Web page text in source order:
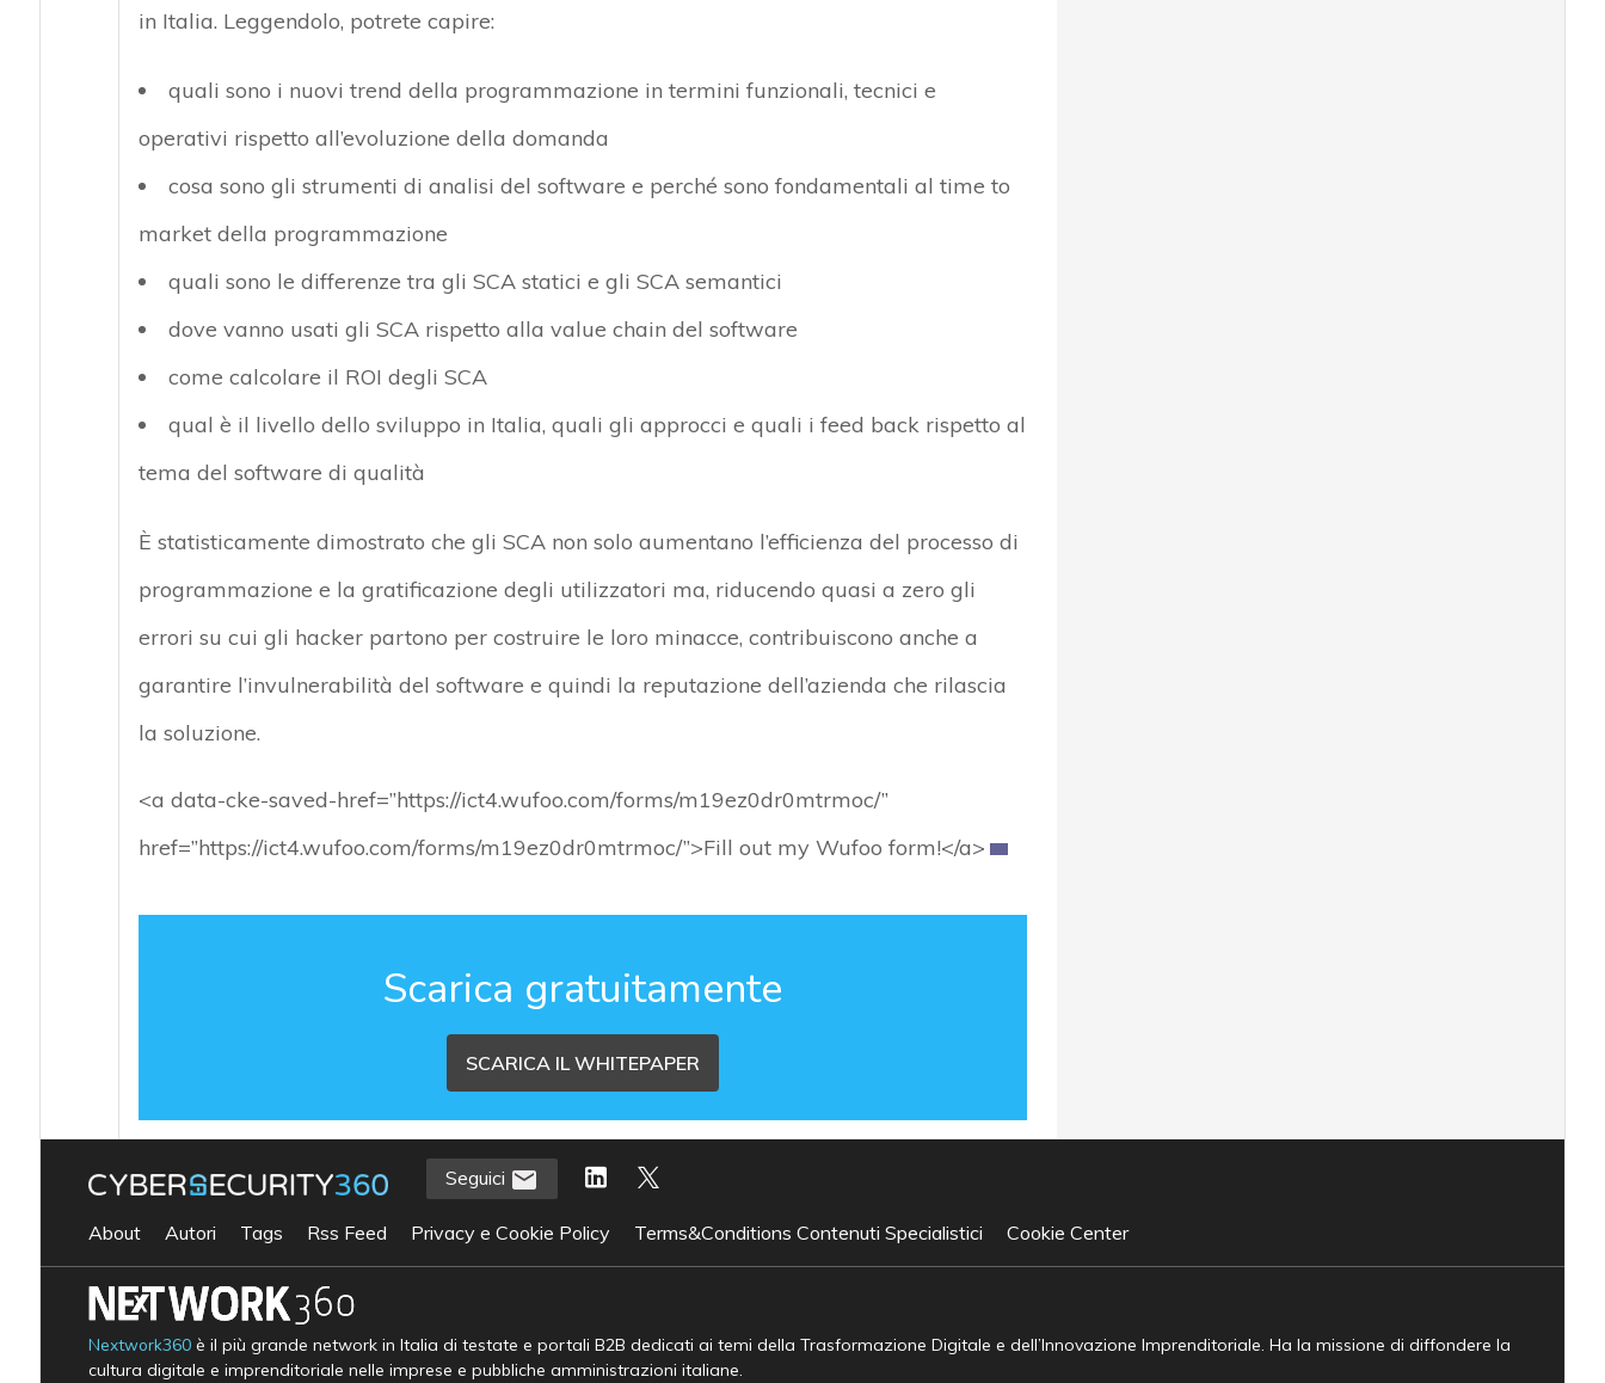
in Italia. Leggendolo, potrete capire:
quali sono i nuovi trend della programmazione in termini funzionali, tecnici e
operativi rispetto all’evoluzione della domanda
cosa sono gli strumenti di analisi del software e perché sono fondamentali al time to
market della programmazione
quali sono le differenze tra gli SCA statici e gli SCA semantici
dove vanno usati gli SCA rispetto alla value chain del software
come calcolare il ROI degli SCA
qual è il livello dello sviluppo in Italia, quali gli approcci e quali i feed back rispetto al
tema del software di qualità
È statisticamente dimostrato che gli SCA non solo aumentano l’efficienza del processo di
programmazione e la gratificazione degli utilizzatori ma, riducendo quasi a zero gli
errori su cui gli hacker partono per costruire le loro minacce, contribuiscono anche a
garantire l’invulnerabilità del software e quindi la reputazione dell’azienda che rilascia
la soluzione.
<a data-cke-saved-href=”https://ict4.wufoo.com/forms/m19ez0dr0mtrmoc/”
href=”https://ict4.wufoo.com/forms/m19ez0dr0mtrmoc/”>Fill out my Wufoo form!</a>
Scarica gratuitamente
SCARICA IL WHITEPAPER
Seguici
About Autori Tags Rss Feed Privacy e Cookie Policy Terms&Conditions Contenuti Specialistici Cookie Center
Nextwork360è il più grande network in Italia di testate e portali B2B dedicati ai temi della Trasformazione Digitale e dell’Innovazione Imprenditoriale. Ha la missione di diffondere la
cultura digitale e imprenditoriale nelle imprese e pubbliche amministrazioni italiane.